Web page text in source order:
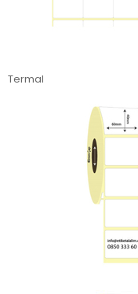
Termal